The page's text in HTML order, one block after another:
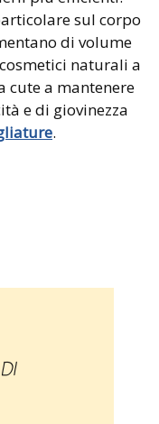
sul corpo
di volume
naturali a
cute a mantenere
e di giovinezza
.